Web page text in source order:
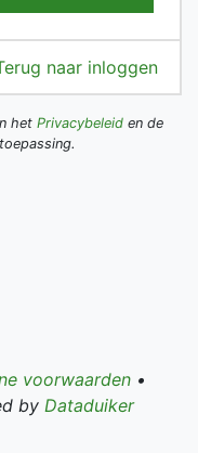
naar inloggen
het Privacybeleid en de
voorwaarden•
by Dataduiker